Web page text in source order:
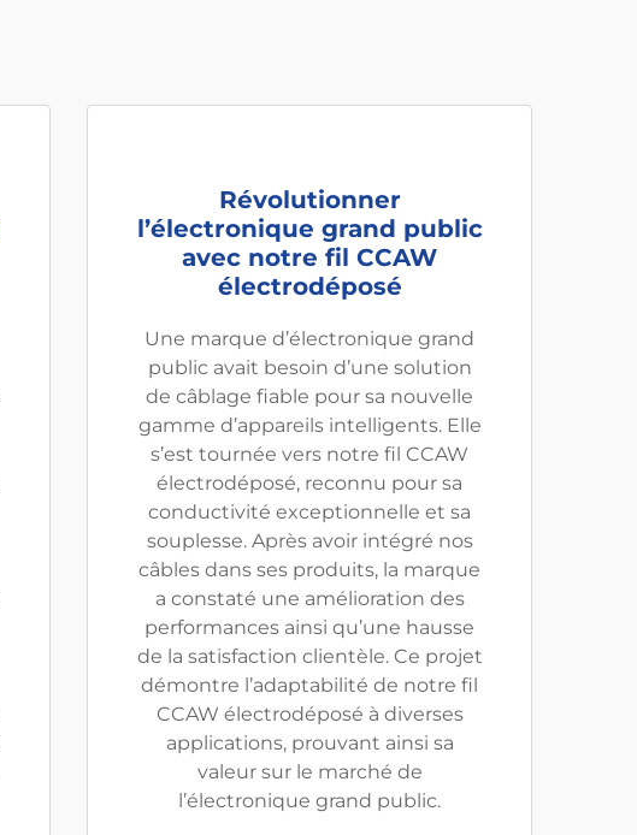
Révolutionner
l’électronique grand public
avec notre fil CCAW
électrodéposé
Une marque d’électronique grand
public avait besoin d’une solution
de câblage fiable pour sa nouvelle
gamme d’appareils intelligents. Elle
s’est tournée vers notre fil CCAW
électrodéposé, reconnu pour sa
conductivité exceptionnelle et sa
souplesse. Après avoir intégré nos
câbles dans ses produits, la marque
a constaté une amélioration des
performances ainsi qu’une hausse
de la satisfaction clientèle. Ce projet
démontre l’adaptabilité de notre fil
CCAW électrodéposé à diverses
applications, prouvant ainsi sa
valeur sur le marché de
l’électronique grand public.